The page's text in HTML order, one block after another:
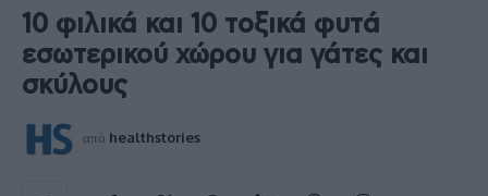
10 φιλικά και 10 τοξικά φυτά
εσωτερικού χώρου για γάτες και
σκύλους
από healthstories